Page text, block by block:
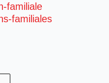
familiale
familiales